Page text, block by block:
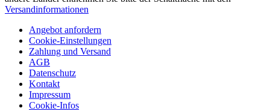
Versandinformationen
Angebot anfordern
Cookie-Einstellungen
Zahlung und Versand
AGB
Datenschutz
Kontakt
Impressum
Cookie-Infos